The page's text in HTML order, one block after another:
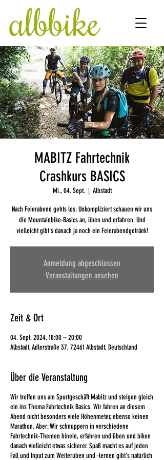
MABITZ Fahrtechnik
Crashkurs BASICS
Mi., 04. Sept.
  |
Albstadt
Nach Feierabend gehts los: Unkompliziert schauen wir uns
die Mountainbike-Basics an, üben und erfahren. Und
vielleicht gibt's danach ja noch ein Feierabendgetränk!
Anmeldung abgeschlossen
Veranstaltungen ansehen
Zeit & Ort
04. Sept. 2024, 18:00 – 20:00
Albstadt, Adlerstraße 37, 72461 Albstadt, Deutschland
Über die Veranstaltung
Wir treffen uns am Sportgeschäft Mabitz und steigen gleich
ein ins Thema Fahrtechnik Basics. Wir fahren an diesem
Abend nicht besonders viele Höhenmeter, ebenso keinen
Marathon. Aber: Wir schnuppern in verschiedene
Fahrtechnik-Themen hinein, erfahren und üben und biken
danach vielleicht etwas sicherer. Spaß macht es auf jeden
Fall und Input zum Weiterüben und -lernen gibt's natürlich